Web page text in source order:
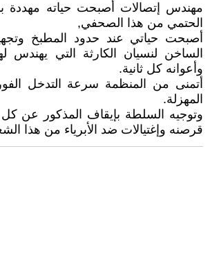
مهندس إتصالات أصبحت حياته مهددة
الحتمي من هذا الصحفي,
أصبحت حياتي عند حدود المطبخ
الساخن لنسيان الكارثة التي يهندس
وأعوانه كل ثانية.
أتمنى من المنظمة سرعة التدخل
المهزلة.
وتوجيه السلطة بإيقاف المذكور عن
قرصنه وإغتيالات ضد الأبرياء من هذا